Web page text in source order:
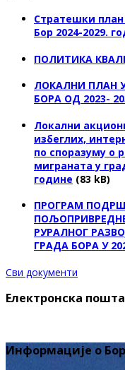
Стратешки план
Бор 2024-2029.
ПОЛИТИКА
ЛОКАЛНИ ПЛАН
БОРА ОД 2023-
Локални
избеглих,
по споразуму о
миграната у
године (83 kB)
ПРОГРАМ
РУРАЛНОГ
ГРАДА БОРА У
Сви документи
Електронска пошта
Информације о